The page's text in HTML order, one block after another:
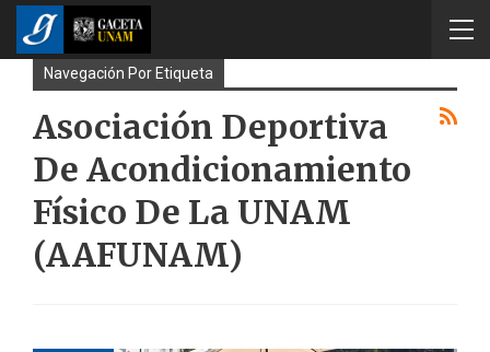
Navegación Por Etiqueta
Asociación Deportiva
De Acondicionamiento
Físico De La UNAM
(AAFUNAM)